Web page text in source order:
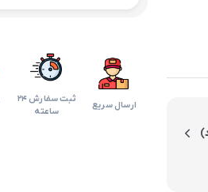
ارسال سریع
ثبت سفارش 24
ساعته